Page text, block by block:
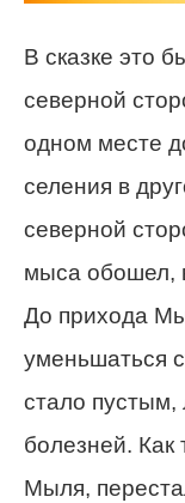
В сказке это
северной
одном месте
селения в
северной
мыса обошел,
До прихода
уменьшаться
стало
болезней. Как
Мыля,